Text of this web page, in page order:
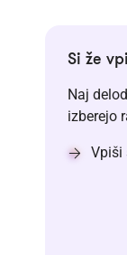
Si že
Naj
izberejo
Vpiši